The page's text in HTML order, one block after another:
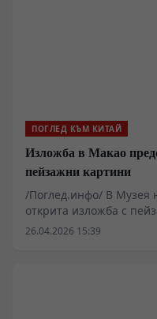
ПОГЛЕД КЪМ КИТАЙ
Изложба в Макао
пейзажни картини
/Поглед.инфо/ В Музея
открита изложба с
Мин и Цин, която
26.04.2026 15:39